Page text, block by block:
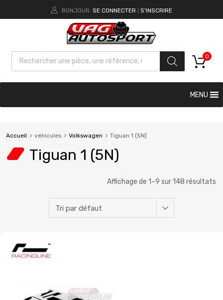
BONJOUR. SE CONNECTER S'INSCRIRE
0
MENU
Accueil vehicules Volkswagen Tiguan 1 (5N)
Tiguan 1 (5N)
Affichage de 1–9 sur 148 résultats